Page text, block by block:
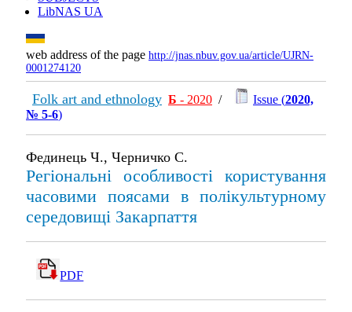
LibNAS UA
web address of the page http://jnas.nbuv.gov.ua/article/UJRN-
0001274120
Folk art and ethnology Б - 2020 / Issue (2020,
№ 5-6)
Фединець Ч., Черничко С.
Регіональні особливості користування
часовими поясами в полікультурному
середовищі Закарпаття
PDF